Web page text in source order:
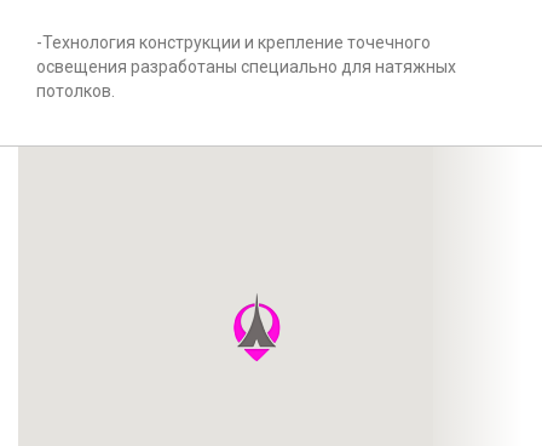
-Технология конструкции и крепление точечного
освещения разработаны специально для натяжных
потолков.